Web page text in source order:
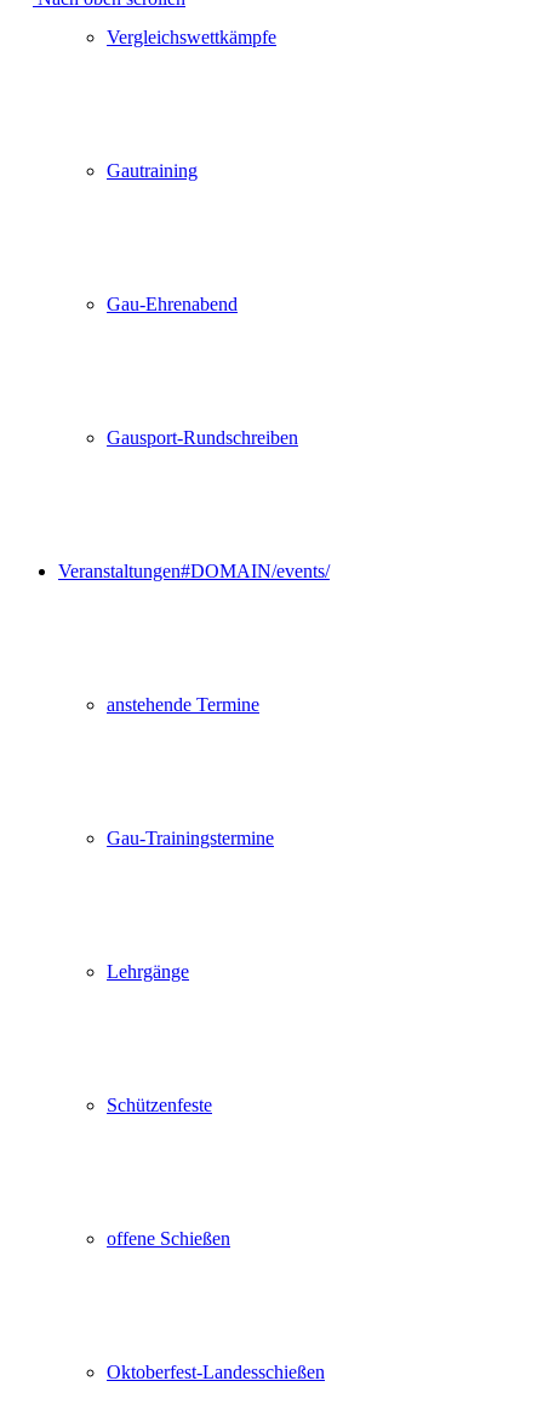
Vergleichswettkämpfe
Gautraining
Gau-Ehrenabend
Gausport-Rundschreiben
Veranstaltungen#DOMAIN/events/
anstehende Termine
Gau-Trainingstermine
Lehrgänge
Schützenfeste
offene Schießen
Oktoberfest-Landesschießen